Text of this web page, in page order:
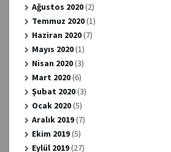
Ağustos 2020(2)
Temmuz 2020(1)
Haziran 2020(7)
Mayıs 2020(1)
Nisan 2020(3)
Mart 2020(6)
Şubat 2020(3)
Ocak 2020(5)
Aralık 2019(7)
Ekim 2019(5)
Eylül 2019(27)